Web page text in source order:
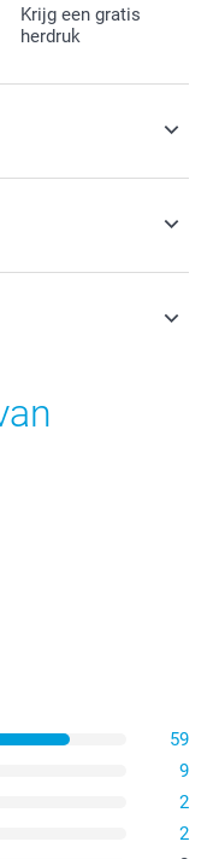
Krijg een gratis
herdruk
en exclusief
59
9
2
2